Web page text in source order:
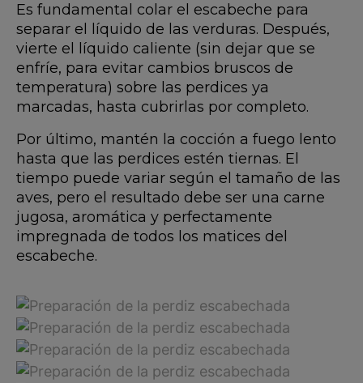
Es fundamental colar el escabeche para
separar el líquido de las verduras. Después,
vierte el líquido caliente (sin dejar que se
enfríe, para evitar cambios bruscos de
temperatura) sobre las perdices ya
marcadas, hasta cubrirlas por completo.
Por último, mantén la cocción a fuego lento
hasta que las perdices estén tiernas. El
tiempo puede variar según el tamaño de las
aves, pero el resultado debe ser una carne
jugosa, aromática y perfectamente
impregnada de todos los matices del
escabeche.